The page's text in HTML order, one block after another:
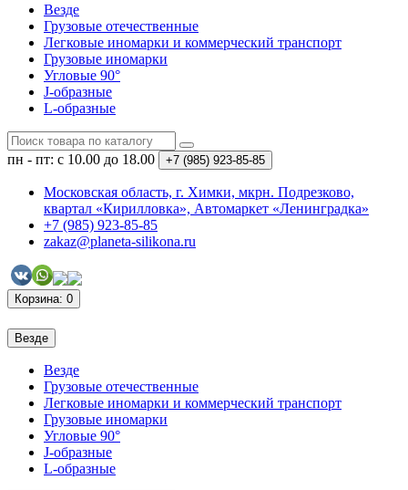
Везде
Грузовые отечественные
Легковые иномарки и коммерческий транспорт
Грузовые иномарки
Угловые 90°
J-образные
L-образные
пн - пт: с 10.00 до 18.00 +7 (985) 923-85-85
Московская область, г. Химки, мкрн. Подрезково,
квартал «Кирилловка», Автомаркет «Ленинградка»
+7 (985) 923-85-85
zakaz@planeta-silikona.ru
Корзина: 0
Везде
Везде
Грузовые отечественные
Легковые иномарки и коммерческий транспорт
Грузовые иномарки
Угловые 90°
J-образные
L-образные